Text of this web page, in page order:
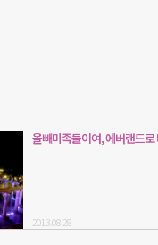
올빼미족들이여, 에버랜드
2013.08.28